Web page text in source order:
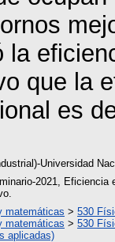
la
que la
es
Universidad
2021,
matemáticas > 530
matemáticas > 530
aplicadas)